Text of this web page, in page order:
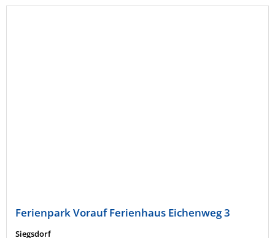
Ferienpark Vorauf Ferienhaus Eichenweg 3
Siegsdorf